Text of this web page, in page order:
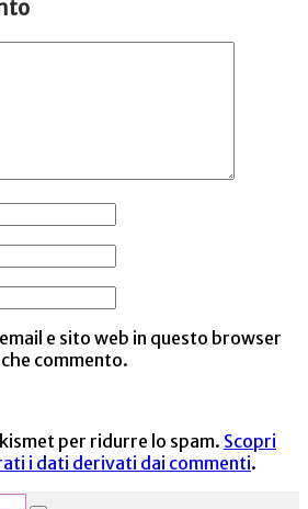
e sito web in questo browser
commento.
per ridurre lo spam. Scopri
i dati derivati dai commenti.